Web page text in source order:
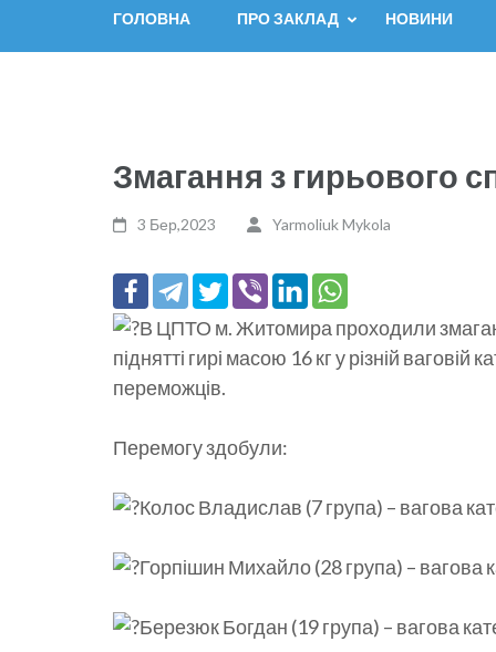
ГОЛОВНА ПРО ЗАКЛАД НОВИНИ
Змагання з гирьового
3 Бер,2023 Yarmoliuk Mykola
В ЦПТО м. Житомира проходили
піднятті гирі масою 16 кг у різній
переможців.
Перемогу здобули:
Колос Владислав (7 група) – вагова
Горпішин Михайло (28 група) – вагова
Березюк Богдан (19 група) – вагова